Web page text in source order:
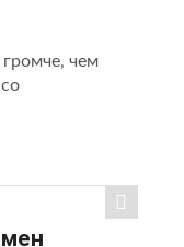
чем